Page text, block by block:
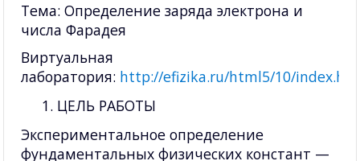
Тема: Определение заряда электрона и
числа Фарадея
Виртуальная
лаборатория: http://efizika.ru/html5/10/
ЦЕЛЬ РАБОТЫ
Экспериментальное определение
фундаментальных физических констант —